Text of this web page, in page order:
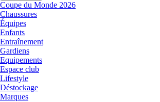
Coupe du Monde 2026
Chaussures
Équipes
Enfants
Entraînement
Gardiens
Equipements
Espace club
Lifestyle
Déstockage
Marques